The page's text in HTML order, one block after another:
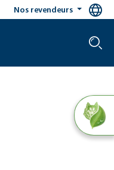
Nos revendeurs